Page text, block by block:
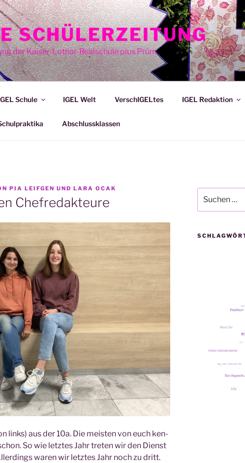
SCHÜLERZEITUNG
der Kaiser-Lothar-Realschule plus Prüm
Schule IGEL Welt VerschIGELtes IGEL Redaktion
Abschlussklassen
PIA LEIFGEN UND LARA OCAK
Chefredakteure
links) aus der 10a. Die meis­ten von euch ken­
So wie letz­tes Jahr tre­ten wir den Dienst
waren wir letz­tes Jahr noch zu dritt.
nach: